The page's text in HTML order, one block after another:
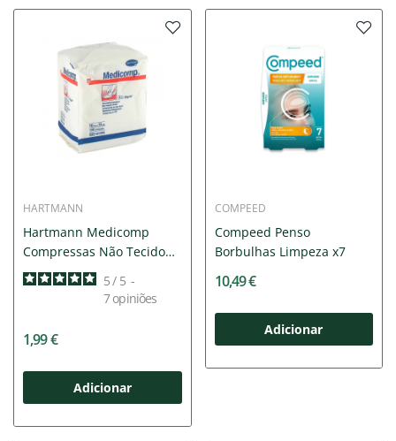
HARTMANN
Hartmann Medicomp
Compressas Não Tecido
10cmx10cm
5/ 5 -
7opiniões
1,99 €
Adicionar
COMPEED
Compeed Penso
Borbulhas Limpeza x7
10,49 €
Adicionar